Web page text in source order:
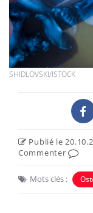
SHIDLOVSKI/ISTOCK
Publié le
Commenter
Mots clés :